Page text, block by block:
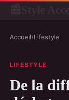
Accueil›Lifestyle
LIFESTYLE
De la